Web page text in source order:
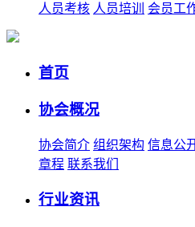
人员考核 人员培训 会员工
首页
协会概况
协会简介 组织架构 信息公
章程 联系我们
行业资讯